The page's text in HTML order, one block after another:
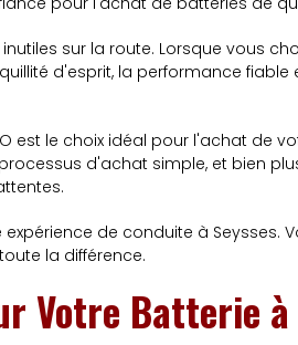
sur la route. Lorsque vous
d'esprit, la performance
est le choix idéal pour l'achat de
d'achat simple, et bien
de conduite à Seysses.
la différence.
Votre Batterie à